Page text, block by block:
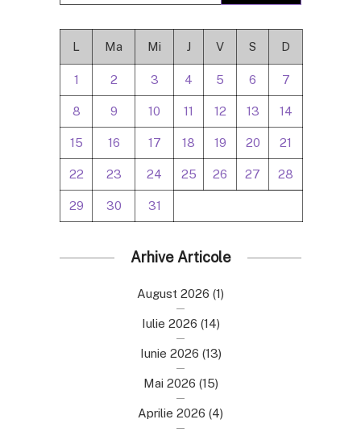
L Ma Mi J V S D
1 2 3 4 5 6 7
8 9 10 11 12 13 14
15 16 17 18 19 20 21
22 23 24 25 26 27 28
29 30 31
Arhive Articole
August 2026 (1)
Iulie 2026 (14)
Iunie 2026 (13)
Mai 2026 (15)
Aprilie 2026 (4)